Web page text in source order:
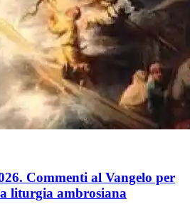
Commenti al Vangelo per
liturgia ambrosiana